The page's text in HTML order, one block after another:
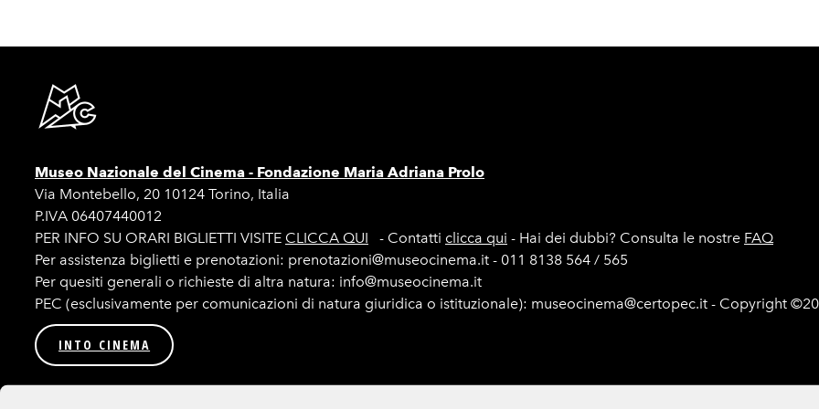
Museo Nazionale del Cinema - Fondazione Maria Adriana Prolo
Via Montebello, 20 10124 Torino, Italia
P.IVA 06407440012
PER INFO SU ORARI BIGLIETTI VISITE CLICCA QUI - Contatti clicca qui - Hai dei dubbi? Consulta le nostre FAQ
Per assistenza biglietti e prenotazioni: prenotazioni@museocinema.it - 011 8138 564 / 565
Per quesiti generali o richieste di altra natura: info@museocinema.it
PEC (esclusivamente per comunicazioni di natura giuridica o istituzionale): museocinema@certopec.it - Copyright
INTO CINEMA